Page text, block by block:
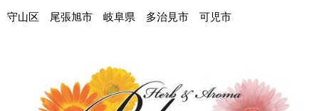
守山区 尾張旭市 岐阜県 多治見市 可児市